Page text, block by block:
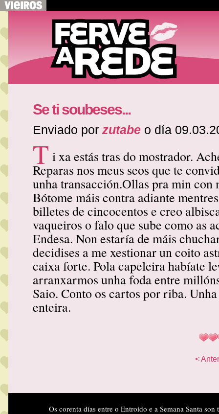
Se ti soubeses...
Enviado por zutabe o día
T i xa estás tras do mostrador.
Reparas nos meus seos que te
unha transacción.Ollas pra min con
Bótome máis contra adiante
billetes de cincocentos e creo
vaqueiros o falo que sube como as
Endesa. Non estaría de máis
decidises a me xestionar un coito
caixa forte. Pola capeleira habíate
arranxarmos unha foda entre
Saio. Conto os cartos por riba.
enteira.
<
Os corenta días entre o Entroido e a Semana Santa